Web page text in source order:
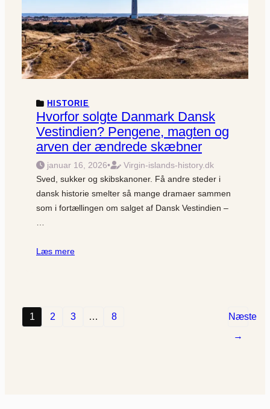
HISTORIE
Hvorfor solgte Danmark Dansk
Vestindien? Pengene, magten og
arven der ændrede skæbner
januar 16, 2026•
Virgin-islands-history.dk
Sved, sukker og skibskanoner. Få andre steder i
dansk historie smelter så mange dramaer sammen
som i fortællingen om salget af Dansk Vestindien –
Læs mere
1 2 3 … 8
Næste
→